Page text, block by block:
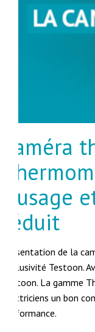
Caméra
réduit
Présentation de la
exclusivité Testoon.
Testoon. La gamme
électriciens un bon
performance.